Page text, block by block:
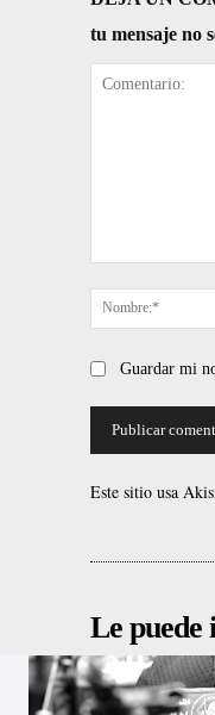
tu mensaje no
Guardar mi
Este sitio usa
Le puede